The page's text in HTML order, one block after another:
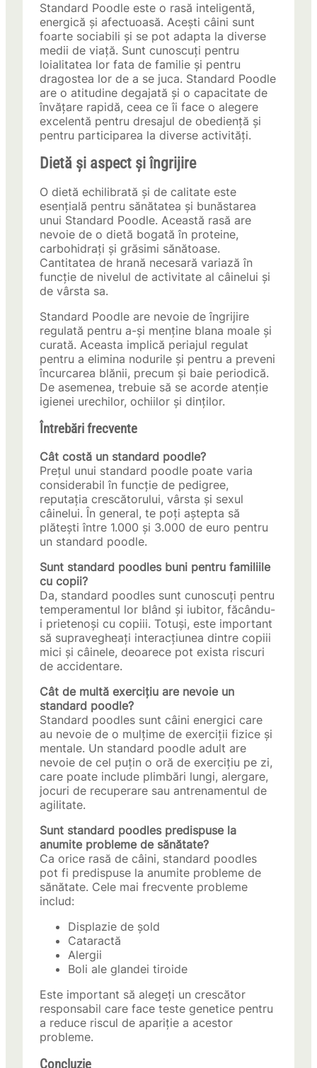
Standard Poodle este o rasă inteligentă,
energică și afectuoasă. Acești câini sunt
foarte sociabili și se pot adapta la diverse
medii de viață. Sunt cunoscuți pentru
loialitatea lor fata de familie și pentru
dragostea lor de a se juca. Standard Poodle
are o atitudine degajată și o capacitate de
învățare rapidă, ceea ce îi face o alegere
excelentă pentru dresajul de obediență și
pentru participarea la diverse activități.
Dietă și aspect și îngrijire
O dietă echilibrată și de calitate este
esențială pentru sănătatea și bunăstarea
unui Standard Poodle. Această rasă are
nevoie de o dietă bogată în proteine,
carbohidrați și grăsimi sănătoase.
Cantitatea de hrană necesară variază în
funcție de nivelul de activitate al câinelui și
de vârsta sa.
Standard Poodle are nevoie de îngrijire
regulată pentru a-și menține blana moale și
curată. Aceasta implică periajul regulat
pentru a elimina nodurile și pentru a preveni
încurcarea blănii, precum și baie periodică.
De asemenea, trebuie să se acorde atenție
igienei urechilor, ochiilor și dinților.
Întrebări frecvente
Cât costă un standard poodle?
Prețul unui standard poodle poate varia
considerabil în funcție de pedigree,
reputația crescătorului, vârsta și sexul
câinelui. În general, te poți aștepta să
plătești între 1.000 și 3.000 de euro pentru
un standard poodle.
Sunt standard poodles buni pentru familiile
cu copii?
Da, standard poodles sunt cunoscuți pentru
temperamentul lor blând și iubitor, făcându-
i prietenoși cu copiii. Totuși, este important
să supravegheați interacțiunea dintre copiii
mici și câinele, deoarece pot exista riscuri
de accidentare.
Cât de multă exercițiu are nevoie un
standard poodle?
Standard poodles sunt câini energici care
au nevoie de o mulțime de exerciții fizice și
mentale. Un standard poodle adult are
nevoie de cel puțin o oră de exercițiu pe zi,
care poate include plimbări lungi, alergare,
jocuri de recuperare sau antrenamentul de
agilitate.
Sunt standard poodles predispuse la
anumite probleme de sănătate?
Ca orice rasă de câini, standard poodles
pot fi predispuse la anumite probleme de
sănătate. Cele mai frecvente probleme
includ:
Displazie de șold
Cataractă
Alergii
Boli ale glandei tiroide
Este important să alegeți un crescător
responsabil care face teste genetice pentru
a reduce riscul de apariție a acestor
probleme.
Concluzie